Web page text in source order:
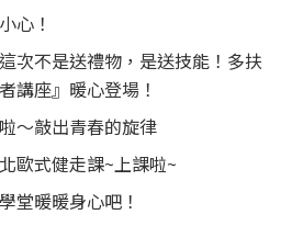
心！
次不是送禮物，是送技能！多扶
講座』暖心登場！
～敲出青春的旋律
歐式健走課~上課啦~
堂暖暖身心吧！